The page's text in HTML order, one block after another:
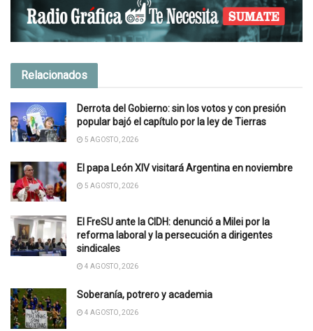
Relacionados
Derrota del Gobierno: sin los votos y con presión
popular bajó el capítulo por la ley de Tierras
5 AGOSTO, 2026
El papa León XIV visitará Argentina en noviembre
5 AGOSTO, 2026
El FreSU ante la CIDH: denunció a Milei por la
reforma laboral y la persecución a dirigentes
sindicales
4 AGOSTO, 2026
Soberanía, potrero y academia
4 AGOSTO, 2026